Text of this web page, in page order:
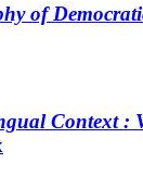
of
Context :